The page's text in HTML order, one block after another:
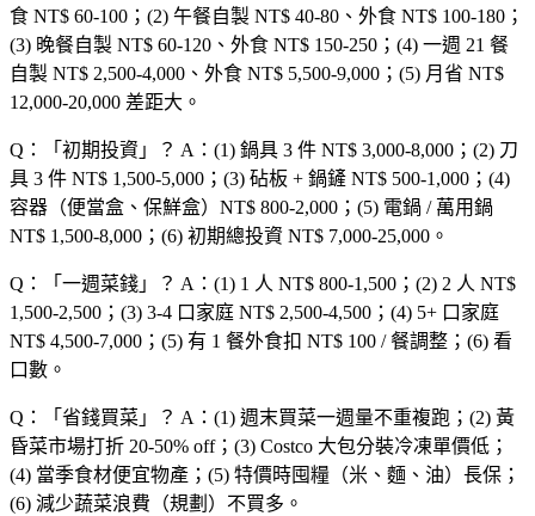
食 NT$ 60-100；(2) 午餐自製 NT$ 40-80、外食 NT$ 100-180；
(3) 晚餐自製 NT$ 60-120、外食 NT$ 150-250；(4) 一週 21 餐
自製 NT$ 2,500-4,000、外食 NT$ 5,500-9,000；(5) 月省 NT$
12,000-20,000 差距大。
Q：「 初期投資 」？ A：(1) 鍋具 3 件 NT$ 3,000-8,000；(2) 刀
具 3 件 NT$ 1,500-5,000；(3) 砧板 + 鍋鏟 NT$ 500-1,000；(4)
容器（便當盒、保鮮盒）NT$ 800-2,000；(5) 電鍋 / 萬用鍋
NT$ 1,500-8,000；(6) 初期總投資 NT$ 7,000-25,000。
Q：「 一週菜錢 」？ A：(1) 1 人 NT$ 800-1,500；(2) 2 人 NT$
1,500-2,500；(3) 3-4 口家庭 NT$ 2,500-4,500；(4) 5+ 口家庭
NT$ 4,500-7,000；(5) 有 1 餐外食扣 NT$ 100 / 餐調整；(6) 看
口數。
Q：「 省錢買菜 」？ A：(1) 週末買菜一週量不重複跑；(2) 黃
昏菜市場打折 20-50% off；(3) Costco 大包分裝冷凍單價低；
(4) 當季食材便宜物產；(5) 特價時囤糧（米、麵、油）長保；
(6) 減少蔬菜浪費（規劃）不買多。